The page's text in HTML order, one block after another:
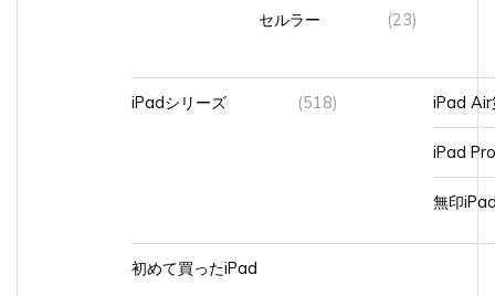
iPadシリーズ (518) iPad Air
iPad Pro
無印
初めて買ったiPad